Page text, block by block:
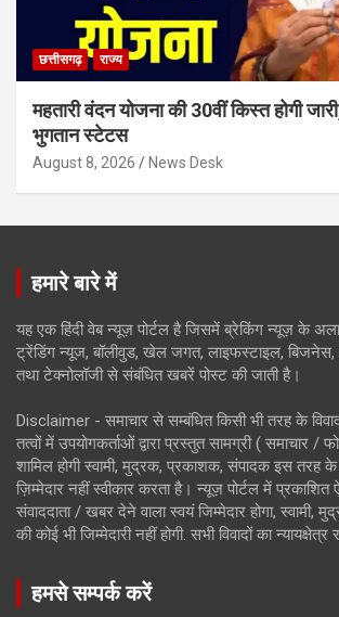
छत्तीसगढ़ राज्य
महतारी वंदन योजना की 30वीं किस्त होगी
भुगतान स्टेटस
August 8, 2026 News Desk
हमारे बारे में
यह एक हिंदी वेब न्यूज़ पोर्टल है जिसमें ब्रेकिंग न्यूज़ के
ट्रेंडिंग न्यूज, बॉलीवुड, खेल जगत, लाइफस्टाइल, बिजनेस,
तथा टेक्नोलॉजी से संबंधित खबरें पोस्ट की जाती है।
Disclaimer - समाचार से सम्बंधित किसी भी तरह के
तत्वों में उपयोगकर्ताओं द्वारा प्रस्तुत सामग्री ( समाचार /
शामिल होगी स्वामी, मुद्रक, प्रकाशक, संपादक इस तरह के
ज़िम्मेदार नहीं स्वीकार करता है। न्यूज़ पोर्टल में प्रकाशित
संवाददाता / खबर देने वाला स्वयं जिम्मेदार होगा, स्वामी,
की कोई भी जिम्मेदारी नहीं होगी. सभी विवादों का न्यायक्षेत्र
हमसे सम्पर्क करें